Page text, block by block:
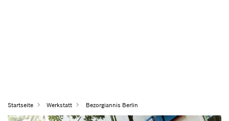
Startseite Werkstatt Bezorgiannis Berlin